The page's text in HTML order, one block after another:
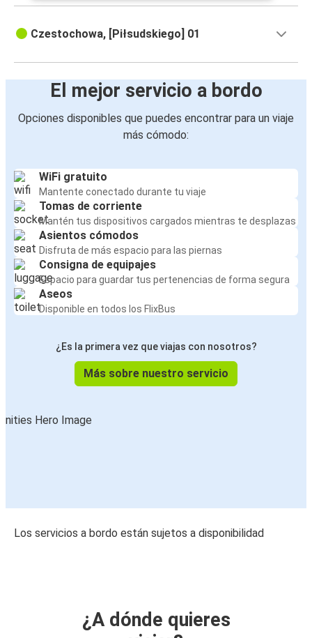
Czestochowa, [Piłsudskiego] 01
El mejor servicio a bordo
Opciones disponibles que puedes encontrar para un viaje
más cómodo:
WiFi gratuito
Mantente conectado durante tu viaje
Tomas de corriente
Mantén tus dispositivos cargados mientras te desplazas
Asientos cómodos
Disfruta de más espacio para las piernas
Consigna de equipajes
Espacio para guardar tus pertenencias de forma segura
Aseos
Disponible en todos los FlixBus
¿Es la primera vez que viajas con nosotros?
Más sobre nuestro servicio
Los servicios a bordo están sujetos a disponibilidad
¿A dónde quieres